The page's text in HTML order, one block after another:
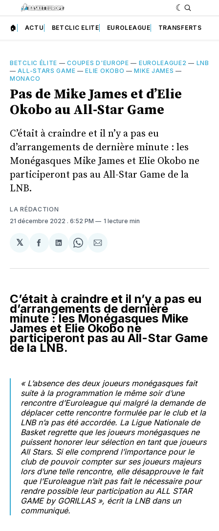
🏠 ACTU BETCLIC ELITE EUROLEAGUE TRANSFERTS
BETCLIC ÉLITE —COUPES D'EUROPE — EUROLEAGUE2 — LNB
—ALL-STARS GAME —ELIE OKOBO —MIKE JAMES —
MONACO
Pas de Mike James et d’Elie
Okobo au All-Star Game
C’était à craindre et il n’y a pas eu
d’arrangements de dernière minute : les
Monégasques Mike James et Elie Okobo ne
participeront pas au All-Star Game de la
LNB.
LA RÉDACTION
21 décembre 2022 . 6:52 PM 1 lecture min
𝕏
Partager
Facebook
Partager
LinkedIn
Share
WhatsApp
Partager
Courriel
C’était à craindre et il n’y a pas eu
d’arrangements de dernière
minute : les Monégasques Mike
James et Elie Okobo ne
participeront pas au All-Star Game
de la LNB.
« L’absence des deux joueurs monégasques fait
suite à la programmation le même soir d’une
rencontre d’Euroleague qui malgré la demande de
déplacer cette rencontre formulée par le club et la
LNB n’a pas été accordée. La Ligue Nationale de
Basket regrette que les joueurs monégasques ne
puissent honorer leur sélection en tant que joueurs
All Stars. Si elle comprend l’importance pour le
club de pouvoir compter sur ses joueurs majeurs
lors d’une telle rencontre, elle désapprouve le fait
que l’Euroleague n’ait pas fait le nécessaire pour
rendre possible leur participation au ALL STAR
GAME by GORILLAS », écrit la LNB dans un
communiqué.